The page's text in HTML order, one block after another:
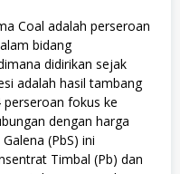
Coal adalah perseroan
bidang
didirikan sejak
adalah hasil tambang
fokus ke
dengan harga
(PbS) ini
Timbal (Pb) dan